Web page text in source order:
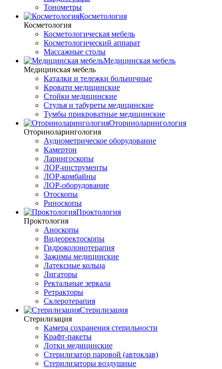
Тонометры
Косметология
Косметология
Косметологическая мебель
Косметологический аппарат
Массажные столы
Медицинская мебель
Медицинская мебель
Каталки и тележки больничные
Кровати медицинские
Стойки медицинские
Стулья и табуреты медицинские
Тумбы прикроватные медицинские
Оториноларингология
Оториноларингология
Аудиометрическое оборудование
Камертон
Ларингоскопы
ЛОР-инструменты
ЛОР-комбайны
ЛОР-оборудование
Отоскопы
Риноскопы
Проктология
Проктология
Аноскопы
Видеоректоскопы
Гидроколонотерапия
Зажимы медицинские
Латексные кольца
Лигаторы
Ректальные зеркала
Ретракторы
Склеротерапия
Стерилизация
Стерилизация
Камера сохранения стерильности
Крафт-пакеты
Лотки медицинские
Стерилизатор паровой (автоклав)
Стерилизаторы воздушные